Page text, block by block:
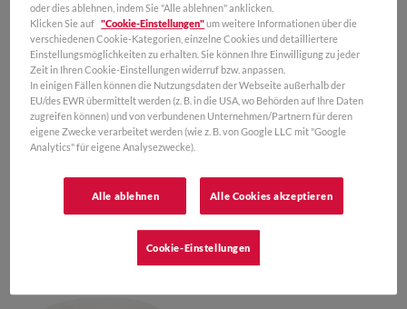
SMART KITCHEN
SPRITZSCHUTZ
21 cm | 26 cm | 31 cm
SUPERLINE
ZITRUSPRESSE
0,4 L
oder dies ablehnen, indem Sie "Alle ablehnen" anklicken.
Klicken Sie auf "Cookie-Einstellungen"um weitere Informationen über die
verschiedenen Cookie-Kategorien, einzelne Cookies und detailliertere
Einstellungsmöglichkeiten zu erhalten. Sie können Ihre Einwilligung zu jeder
Zeit in Ihren Cookie-Einstellungen widerruf bzw. anpassen.
In einigen Fällen können die Nutzungsdaten der Webseite außerhalb der
EU/des EWR übermittelt werden (z. B. in die USA, wo Behörden auf Ihre Daten
zugreifen können) und von verbundenen Unternehmen/Partnern für deren
eigene Zwecke verarbeitet werden (wie z. B. von Google LLC mit "Google
Analytics" für eigene Analysezwecke).
Alle ablehnen Alle Cookies akzeptieren
Cookie-Einstellungen